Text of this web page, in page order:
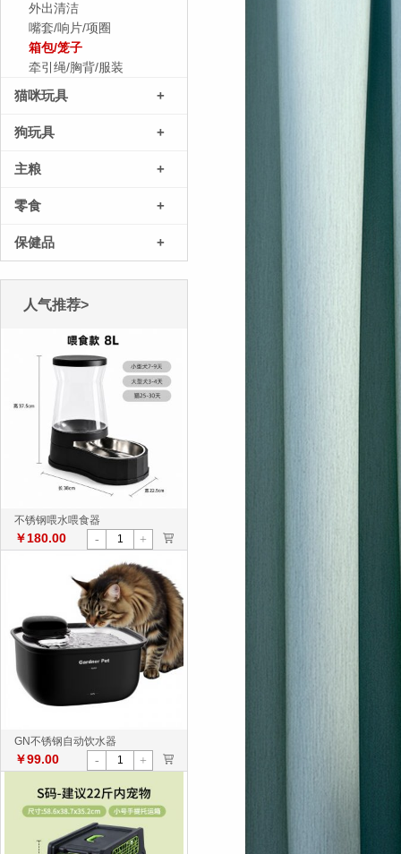
外出清洁
嘴套/响片/项圈
箱包/笼子
牵引绳/胸背/服装
猫咪玩具 +
狗玩具 +
主粮 +
零食 +
保健品 +
人气推荐>
不锈钢喂水喂食器
￥180.00 - + >
GN不锈钢自动饮水器
￥99.00 - + >